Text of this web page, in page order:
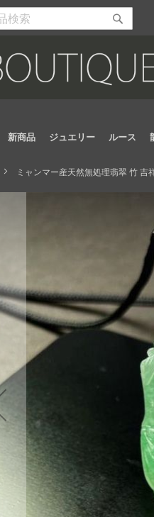
検
始
新商品 ジュエリー ルース
ミャンマー産天然無処理翡翠 竹